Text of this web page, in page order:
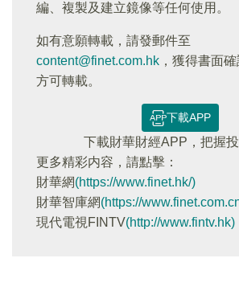
編、複製及建立鏡像等任何使用。
如有意願轉載，請發郵件至
content@finet.com.hk ，獲得書面
方可轉載。
下載APP
下載財華財經APP，把握
更多精彩内容，請點擊：
財華網(https://www.finet.hk/)
財華智庫網(https://
現代電視FINTV(http://www.fintv.hk)